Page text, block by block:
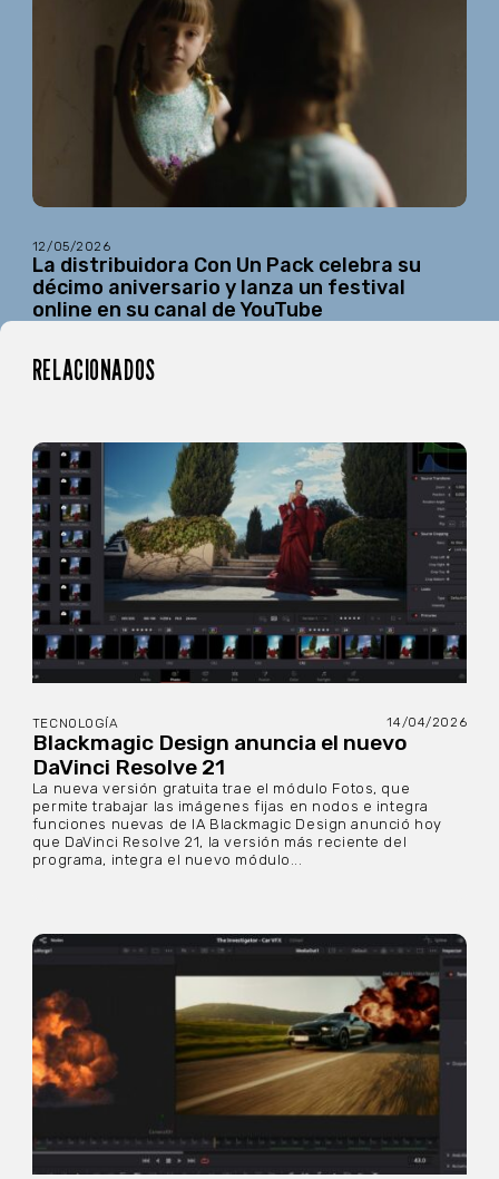
12/05/2026
La distribuidora Con Un Pack celebra su
décimo aniversario y lanza un festival
online en su canal de YouTube
RELACIONADOS
TECNOLOGÍA 14/04/2026
Blackmagic Design anuncia el nuevo
DaVinci Resolve 21
La nueva versión gratuita trae el módulo Fotos, que
permite trabajar las imágenes fijas en nodos e integra
funciones nuevas de IA Blackmagic Design anunció hoy
que DaVinci Resolve 21, la versión más reciente del
programa, integra el nuevo módulo...